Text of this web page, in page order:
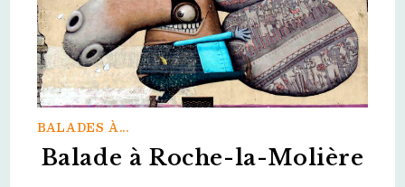
BALADES À...
Balade à Roche-la-Molière